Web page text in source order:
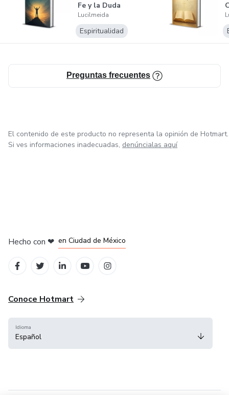
Fe y la Duda
Lucilmeida
Espiritualidad
Preguntas frecuentes
El contenido de este producto no representa la opinión de Hotmart.
Si ves informaciones inadecuadas, denúncialas aquí
Hecho con ❤ en Ciudad de México
Conoce Hotmart
Idioma
Español